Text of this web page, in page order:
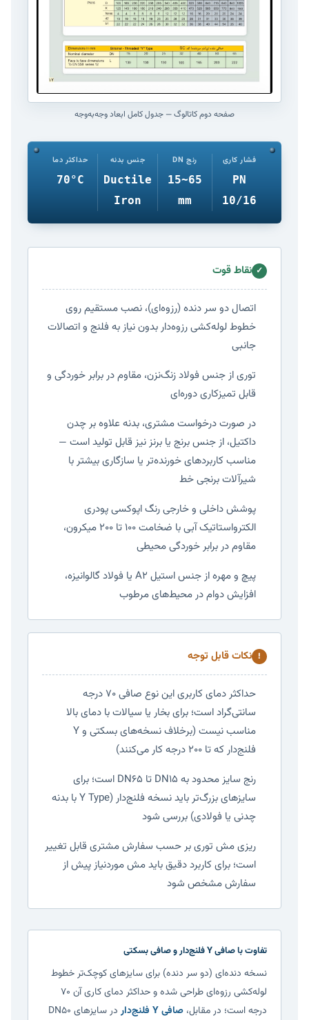
صفحه دوم کاتالوگ — جدول کامل ابعاد وجه‌به‌وجه
فشار کاری
PN
10/16
رنج DN
15~65
mm
جنس بدنه
Ductile
Iron
حداکثر دما
70°C
✓ نقاط قوت
اتصال دو سر دنده (رزوه‌ای)، نصب مستقیم روی
خطوط لوله‌کشی رزوه‌دار بدون نیاز به فلنج و اتصالات
جانبی
توری از جنس فولاد زنگ‌نزن، مقاوم در برابر خوردگی و
قابل تمیزکاری دوره‌ای
در صورت درخواست مشتری، بدنه علاوه بر چدن
داکتیل، از جنس برنج یا برنز نیز قابل تولید است —
مناسب کاربردهای خورنده‌تر یا سازگاری بیشتر با
شیرآلات برنجی خط
پوشش داخلی و خارجی رنگ اپوکسی پودری
الکترواستاتیک آبی با ضخامت ۱۰۰ تا ۲۰۰ میکرون،
مقاوم در برابر خوردگی محیطی
پیچ و مهره از جنس استیل A2 یا فولاد گالوانیزه،
افزایش دوام در محیط‌های مرطوب
! نکات قابل توجه
حداکثر دمای کاربری این نوع صافی ۷۰ درجه
سانتی‌گراد است؛ برای بخار یا سیالات با دمای بالا
مناسب نیست (برخلاف نسخه‌های بسکتی و Y
فلنج‌دار که تا ۲۰۰ درجه کار می‌کنند)
رنج سایز محدود به DN15 تا DN65 است؛ برای
سایزهای بزرگ‌تر باید نسخه فلنج‌دار (Y Type با بدنه
چدنی یا فولادی) بررسی شود
ریزی مش توری بر حسب سفارش مشتری قابل تغییر
است؛ برای کاربرد دقیق باید مش موردنیاز پیش از
سفارش مشخص شود
تفاوت با صافی Y فلنج‌دار و صافی بسکتی
نسخه دنده‌ای (دو سر دنده) برای سایزهای کوچک‌تر خطوط
لوله‌کشی رزوه‌ای طراحی شده و حداکثر دمای کاری آن ۷۰
درجه است؛ در مقابل، صافی Y فلنج‌دار
در سایزهای DN50